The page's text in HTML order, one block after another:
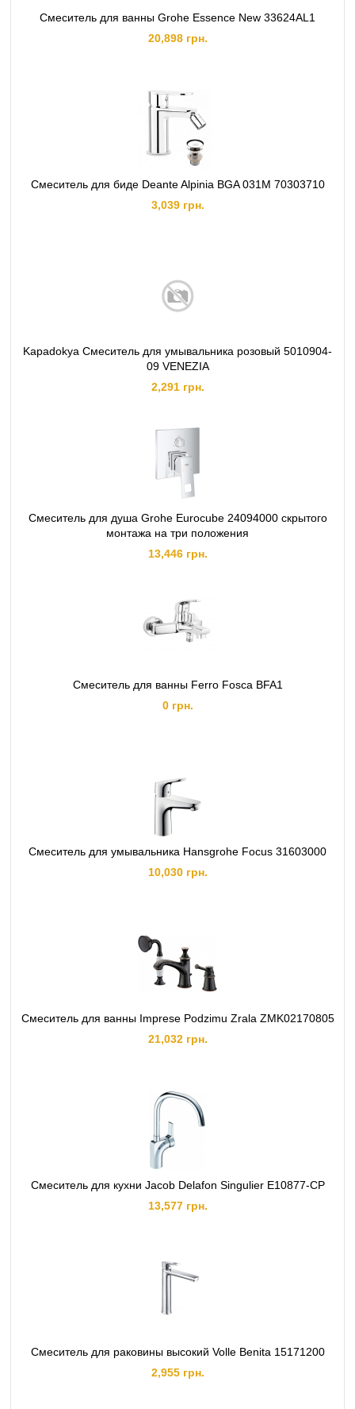
Смеситель для ванны Grohe Essence New 33624AL1
20,898 грн.
Смеситель для биде Deante Alpinia BGA 031M 70303710
3,039 грн.
Kapadokya Смеситель для умывальника розовый 5010904-
09 VENEZIA
2,291 грн.
Смеситель для душа Grohe Eurocube 24094000 скрытого
монтажа на три положения
13,446 грн.
Смеситель для ванны Ferro Fosca BFA1
0 грн.
Смеситель для умывальника Hansgrohe Focus 31603000
10,030 грн.
Смеситель для ванны Imprese Podzimu Zrala ZMK02170805
21,032 грн.
Cмеситель для кухни Jacob Delafon Singulier E10877-CP
13,577 грн.
Смеситель для раковины высокий Volle Benita 15171200
2,955 грн.